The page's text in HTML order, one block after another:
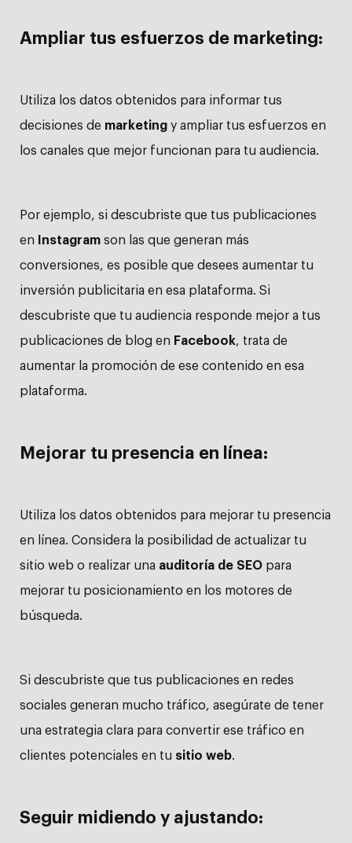
Ampliar tus esfuerzos de marketing:
Utiliza los datos obtenidos para informar tus
decisiones de marketing y ampliar tus esfuerzos en
los canales que mejor funcionan para tu audiencia.
Por ejemplo, si descubriste que tus publicaciones
en
Instagram son las que generan más
conversiones, es posible que desees aumentar tu
inversión publicitaria en esa plataforma. Si
descubriste que tu audiencia responde mejor a tus
publicaciones de blog en Facebook, trata de
aumentar la promoción de ese contenido en esa
plataforma.
Mejorar tu presencia en línea:
Utiliza los datos obtenidos para mejorar tu presencia
en línea. Considera la posibilidad de actualizar tu
sitio web o realizar una auditoría de SEO para
mejorar tu posicionamiento en los motores de
búsqueda.
Si descubriste que tus publicaciones en redes
sociales generan mucho tráfico, asegúrate de tener
una estrategia clara para convertir ese tráfico en
clientes potenciales en tu sitio web.
Seguir midiendo y ajustando: